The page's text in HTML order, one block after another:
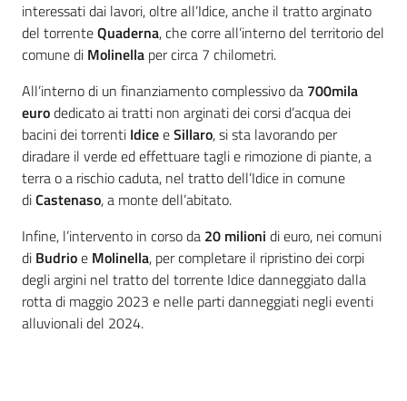
interessati dai lavori, oltre all’Idice, anche il tratto arginato
del torrenteQuaderna, che corre all’interno del territorio del
comune di Molinella per circa 7 chilometri.
All’interno di un finanziamento complessivo da 700mila
eurodedicato ai tratti non arginati dei corsi d’acqua dei
bacini dei torrenti IdiceeSillaro, si sta lavorando per
diradare il verde ed effettuare tagli e rimozione di piante, a
terra o a rischio caduta, nel tratto dell’Idice in comune
diCastenaso, a monte dell’abitato.
Infine, l’intervento in corso da 20 milioni di euro, nei comuni
di Budrioe Molinella, per completare il ripristino dei corpi
degli argini nel tratto del torrente Idice danneggiato dalla
rotta di maggio 2023 e nelle parti danneggiati negli eventi
alluvionali del 2024.